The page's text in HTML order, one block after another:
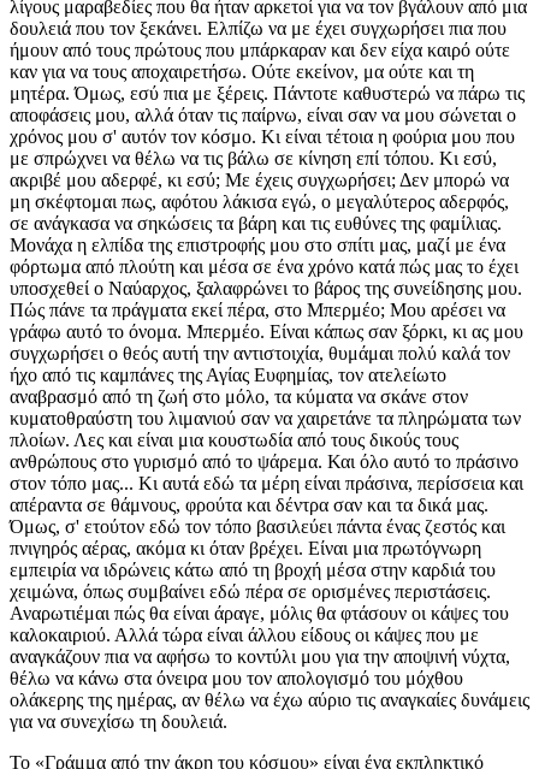
λίγους μαραβεδίες που θα ήταν αρκετοί για να τον βγάλουν από μια
δουλειά που τον ξεκάνει. Ελπίζω να με έχει συγχωρήσει πια που
ήμουν από τους πρώτους που μπάρκαραν και δεν είχα καιρό ούτε
καν για να τους αποχαιρετήσω. Ούτε εκείνον, μα ούτε και τη
μητέρα. Όμως, εσύ πια με ξέρεις. Πάντοτε καθυστερώ να πάρω τις
αποφάσεις μου, αλλά όταν τις παίρνω, είναι σαν να μου σώνεται ο
χρόνος μου σ' αυτόν τον κόσμο. Κι είναι τέτοια η φούρια μου που
με σπρώχνει να θέλω να τις βάλω σε κίνηση επί τόπου. Κι εσύ,
ακριβέ μου αδερφέ, κι εσύ; Με έχεις συγχωρήσει; Δεν μπορώ να
μη σκέφτομαι πως, αφότου λάκισα εγώ, ο μεγαλύτερος αδερφός,
σε ανάγκασα να σηκώσεις τα βάρη και τις ευθύνες της φαμίλιας.
Μονάχα η ελπίδα της επιστροφής μου στο σπίτι μας, μαζί με ένα
φόρτωμα από πλούτη και μέσα σε ένα χρόνο κατά πώς μας το έχει
υποσχεθεί ο Ναύαρχος, ξαλαφρώνει το βάρος της συνείδησης μου.
Πώς πάνε τα πράγματα εκεί πέρα, στο Μπερμέο; Μου αρέσει να
γράφω αυτό το όνομα. Μπερμέο. Είναι κάπως σαν ξόρκι, κι ας μου
συγχωρήσει ο θεός αυτή την αντιστοιχία, θυμάμαι πολύ καλά τον
ήχο από τις καμπάνες της Αγίας Ευφημίας, τον ατελείωτο
αναβρασμό από τη ζωή στο μόλο, τα κύματα να σκάνε στον
κυματοθραύστη του λιμανιού σαν να χαιρετάνε τα πληρώματα των
πλοίων. Λες και είναι μια κουστωδία από τους δικούς τους
ανθρώπους στο γυρισμό από το ψάρεμα. Και όλο αυτό το πράσινο
στον τόπο μας... Κι αυτά εδώ τα μέρη είναι πράσινα, περίσσεια και
απέραντα σε θάμνους, φρούτα και δέντρα σαν και τα δικά μας.
Όμως, σ' ετούτον εδώ τον τόπο βασιλεύει πάντα ένας ζεστός και
πνιγηρός αέρας, ακόμα κι όταν βρέχει. Είναι μια πρωτόγνωρη
εμπειρία να ιδρώνεις κάτω από τη βροχή μέσα στην καρδιά του
χειμώνα, όπως συμβαίνει εδώ πέρα σε ορισμένες περιστάσεις.
Αναρωτιέμαι πώς θα είναι άραγε, μόλις θα φτάσουν οι κάψες του
καλοκαιριού. Αλλά τώρα είναι άλλου είδους οι κάψες που με
αναγκάζουν πια να αφήσω το κοντύλι μου για την αποψινή νύχτα,
θέλω να κάνω στα όνειρα μου τον απολογισμό του μόχθου
ολάκερης της ημέρας, αν θέλω να έχω αύριο τις αναγκαίες δυνάμεις
για να συνεχίσω τη δουλειά.
Το «Γράμμα από την άκρη του κόσμου» είναι ένα εκπληκτικό